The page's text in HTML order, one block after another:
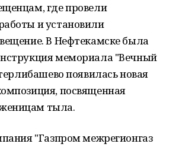
где провели
и установили
В Нефтекамске была
мемориала "Вечный
появилась новая
посвященная
тыла.
"Газпром межрегионгаз